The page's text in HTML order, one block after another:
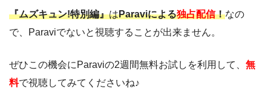
『ムズキュン!特別編』はParaviによる独占配信！なの
で、Paraviでないと視聴することが出来ません。
ぜひこの機会にParaviの2週間無料お試しを利用して、 無
料で視聴してみてくださいね♪